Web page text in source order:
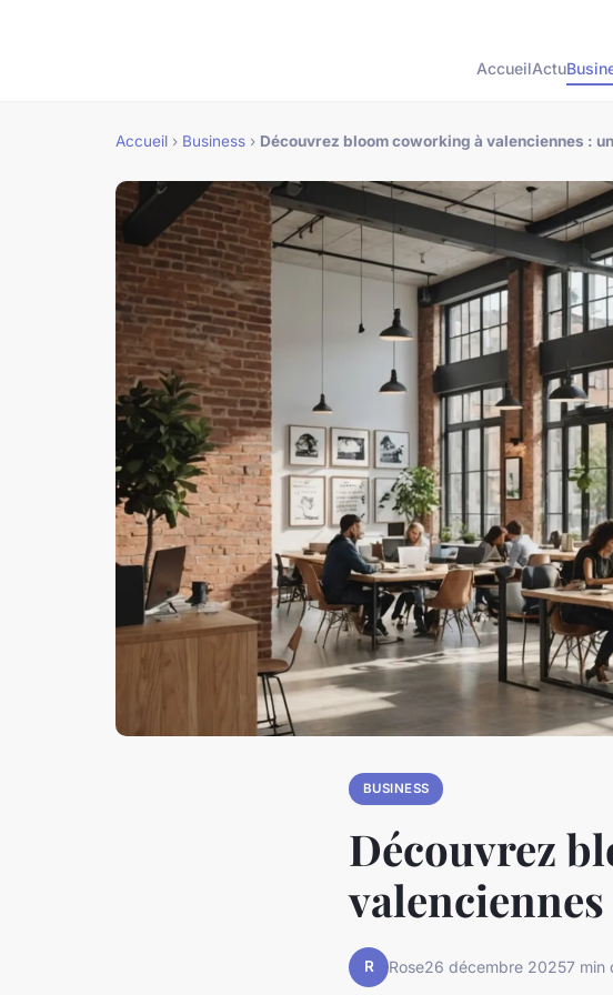
AccueilActu
Accueil › Business › Découvrez bloom coworking à valenciennes :
BUSINESS
Découvrez
R Rose26 décembre 20257 min